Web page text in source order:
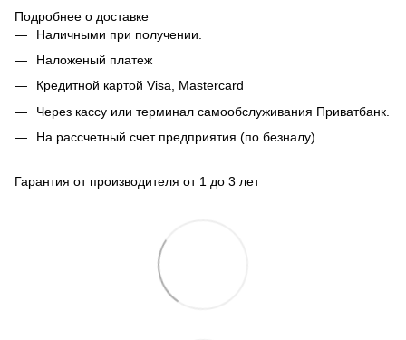
Подробнее о доставке
Наличными при получении.
Наложеный платеж
Кредитной картой Visa, Mastercard
Через кассу или терминал самообслуживания Приватбанк.
На рассчетный счет предприятия (по безналу)
Гарантия от производителя от 1 до 3 лет